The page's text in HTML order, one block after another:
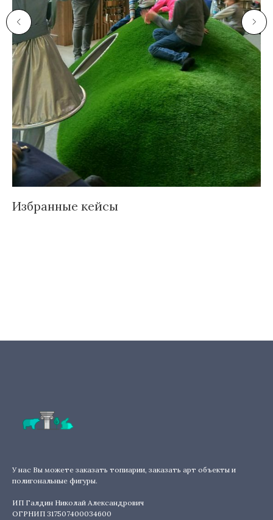
Избранные кейсы
У нас Вы можете заказать топиарии, заказать арт объекты и
полигональные фигуры.
ИП Галдин Николай Александрович
ОГРНИП 317507400034600